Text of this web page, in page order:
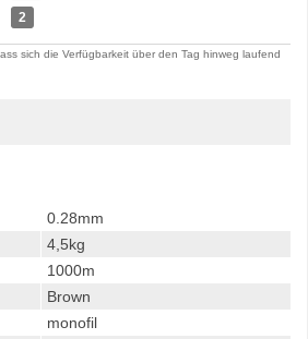
2
sich die Verfügbarkeit über den Tag hinweg laufend
0.28mm
4,5kg
1000m
Brown
monofil